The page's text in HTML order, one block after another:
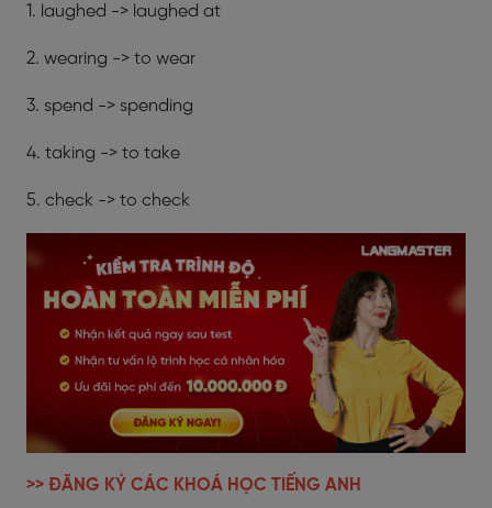
1. laughed -> laughed at
2. wearing -> to wear
3. spend -> spending
4. taking -> to take
5. check -> to check
>> ĐĂNG KÝ CÁC KHOÁ HỌC TIẾNG ANH